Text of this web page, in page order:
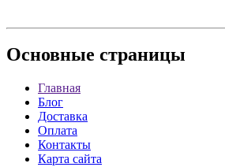
Основные страницы
Главная
Блог
Доставка
Оплата
Контакты
Карта сайта